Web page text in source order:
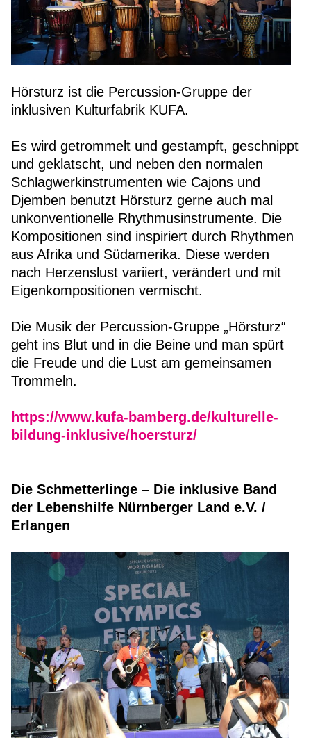
Hörsturz ist die Percussion-Gruppe der
inklusiven Kulturfabrik KUFA.
Es wird getrommelt und gestampft, geschnippt
und geklatscht, und neben den normalen
Schlagwerkinstrumenten wie Cajons und
Djemben benutzt Hörsturz gerne auch mal
unkonventionelle Rhythmusinstrumente. Die
Kompositionen sind inspiriert durch Rhythmen
aus Afrika und Südamerika. Diese werden
nach Herzenslust variiert, verändert und mit
Eigenkompositionen vermischt.
Die Musik der Percussion-Gruppe „Hörsturz“
geht ins Blut und in die Beine und man spürt
die Freude und die Lust am gemeinsamen
Trommeln.
https://www.kufa-bamberg.de/kulturelle-
bildung-inklusive/hoersturz/
Die Schmetterlinge – Die inklusive Band
der Lebenshilfe Nürnberger Land e.V. /
Erlangen